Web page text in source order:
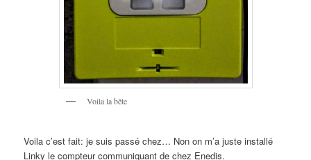
Voila la bête
Voila c’est fait: je suis passé chez… Non on m’a juste installé
Linky le compteur communiquant de chez Enedis.